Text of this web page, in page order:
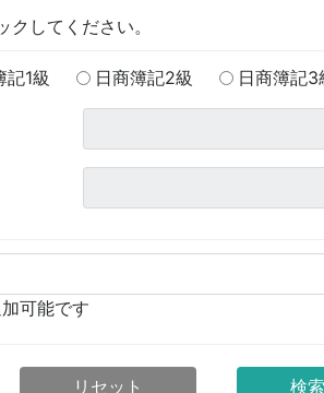
してください。
記1級 日商簿記2級 日商簿記3
可能です
リセット 検